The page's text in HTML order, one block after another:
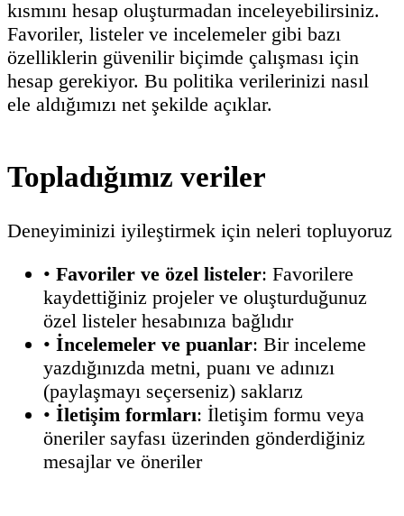
kısmını hesap oluşturmadan inceleyebilirsiniz.
Favoriler, listeler ve incelemeler gibi bazı
özelliklerin güvenilir biçimde çalışması için
hesap gerekiyor. Bu politika verilerinizi nasıl
ele aldığımızı net şekilde açıklar.
Topladığımız veriler
Deneyiminizi iyileştirmek için neleri topluyoruz
• Favoriler ve özel listeler: Favorilere
kaydettiğiniz projeler ve oluşturduğunuz
özel listeler hesabınıza bağlıdır
• İncelemeler ve puanlar: Bir inceleme
yazdığınızda metni, puanı ve adınızı
(paylaşmayı seçerseniz) saklarız
• İletişim formları: İletişim formu veya
öneriler sayfası üzerinden gönderdiğiniz
mesajlar ve öneriler